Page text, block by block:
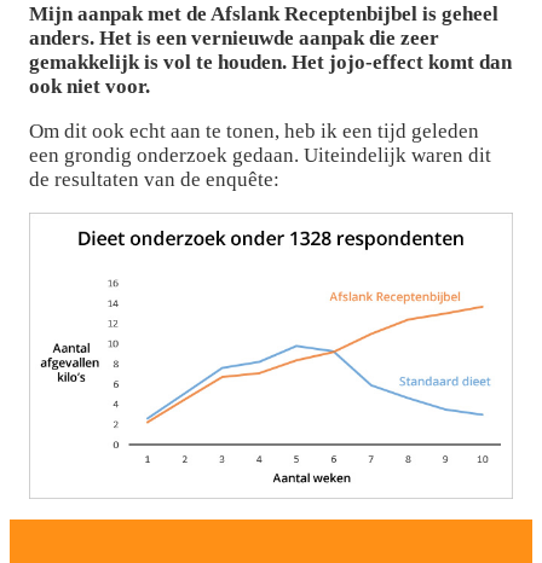
Mijn aanpak met de Afslank Receptenbijbel is geheel
anders. Het is een vernieuwde aanpak die zeer
gemakkelijk is vol te houden. Het jojo-effect komt dan
ook niet voor.
Om dit ook echt aan te tonen, heb ik een tijd geleden
een grondig onderzoek gedaan. Uiteindelijk waren dit
de resultaten van de enquête: